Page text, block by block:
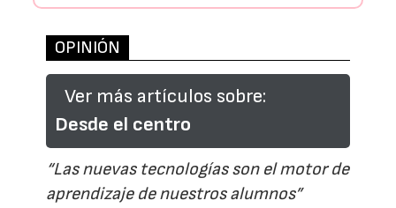
OPINIÓN
Ver más artículos sobre:
Desde el centro
“Las nuevas tecnologías son el motor de
aprendizaje de nuestros alumnos”